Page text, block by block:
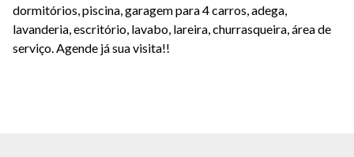
dormitórios, piscina, garagem para 4 carros, adega,
lavanderia, escritório, lavabo, lareira, churrasqueira, área de
serviço. Agende já sua visita!!